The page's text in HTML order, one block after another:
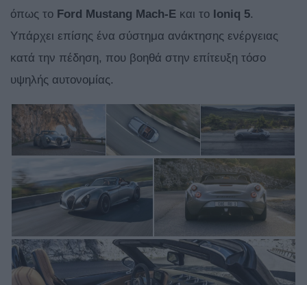
όπως το Ford Mustang Mach-E και το Ioniq 5.
Υπάρχει επίσης ένα σύστημα ανάκτησης ενέργειας
κατά την πέδηση, που βοηθά στην επίτευξη τόσο
υψηλής αυτονομίας.